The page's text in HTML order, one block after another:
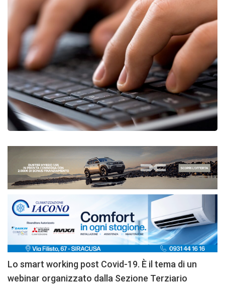
Lo smart working post Covid-19. È il tema di un
webinar organizzato dalla Sezione Terziario